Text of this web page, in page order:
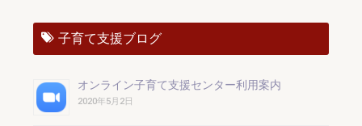
子育て支援ブログ
オンライン子育て支援センター利用案内
2020年5月2日